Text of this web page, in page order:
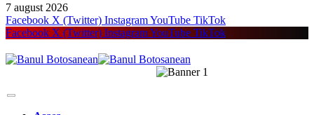
7 august 2026
Facebook X (Twitter) InstagramYouTube TikTok
Facebook X (Twitter) InstagramYouTube TikTok